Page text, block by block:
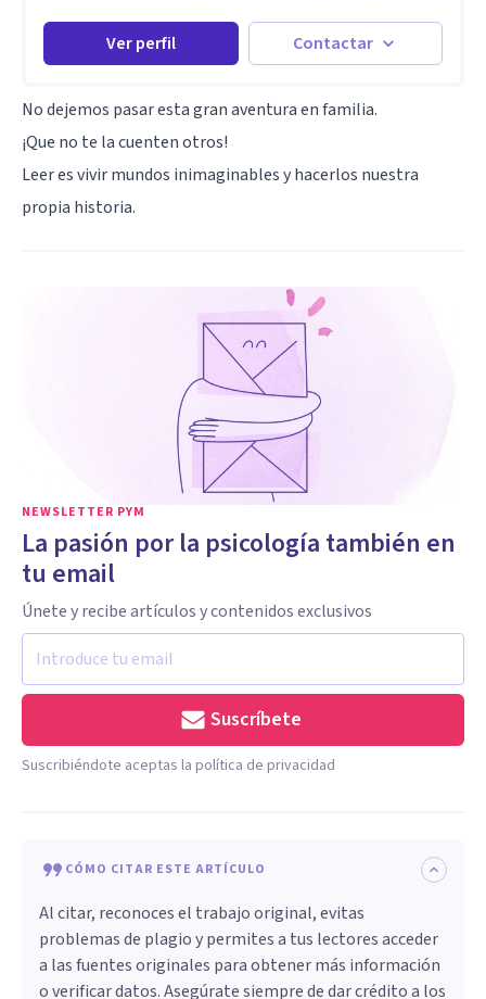
Ver perfil Contactar
No dejemos pasar esta gran aventura en familia.
¡Que no te la cuenten otros!
Leer es vivir mundos inimaginables y hacerlos nuestra
propia historia.
NEWSLETTER PYM
La pasión por la psicología también en
tu email
Únete y recibe artículos y contenidos exclusivos
Suscríbete
Suscribiéndote aceptas la política de privacidad
CÓMO CITAR ESTE ARTÍCULO
Al citar, reconoces el trabajo original, evitas
problemas de plagio y permites a tus lectores acceder
a las fuentes originales para obtener más información
o verificar datos. Asegúrate siempre de dar crédito a los